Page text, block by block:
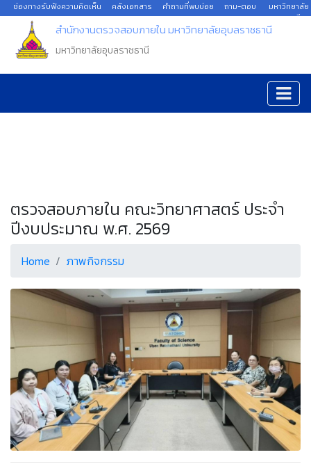
ช่องทางรับฟังความคิดเห็น คลังเอกสาร คำถามที่พบบ่อย ถาม-ตอบ
มหาวิทยาลัย
อุบลราชธานี
สำนักงานตรวจสอบภายใน มหาวิทยาลัยอุบลราชธานี
มหาวิทยาลัยอุบลราชธานี
ตรวจสอบภายใน คณะวิทยาศาสตร์ ประจำ
ปีงบประมาณ พ.ศ. 2569
Home ภาพกิจกรรม